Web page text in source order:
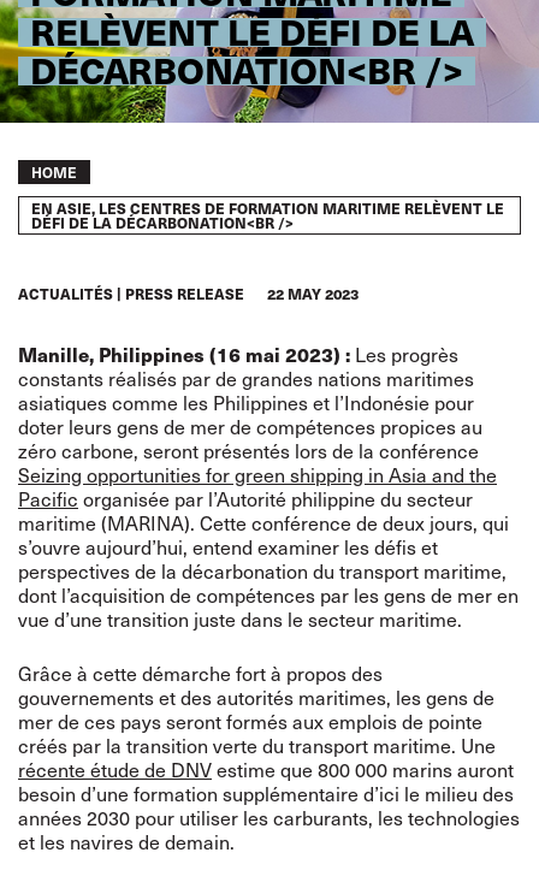
RELÈVENT LE DÉFI DE LA
DÉCARBONATION<BR />
Breadcrumb
HOME
EN ASIE, LES CENTRES DE FORMATION MARITIME RELÈVENT LE
DÉFI DE LA DÉCARBONATION<BR />
ACTUALITÉS PRESS RELEASE 22 MAY 2023
Manille, Philippines (16 mai 2023) : Les progrès
constants réalisés par de grandes nations maritimes
asiatiques comme les Philippines et l’Indonésie pour
doter leurs gens de mer de compétences propices au
zéro carbone, seront présentés lors de la conférence
Seizing opportunities for green shipping in Asia and the
Pacific organisée par l’Autorité philippine du secteur
maritime (MARINA). Cette conférence de deux jours, qui
s’ouvre aujourd’hui, entend examiner les défis et
perspectives de la décarbonation du transport maritime,
dont l’acquisition de compétences par les gens de mer en
vue d’une transition juste dans le secteur maritime.
Grâce à cette démarche fort à propos des
gouvernements et des autorités maritimes, les gens de
mer de ces pays seront formés aux emplois de pointe
créés par la transition verte du transport maritime. Une
récente étude de DNVestime que 800 000 marins auront
besoin d’une formation supplémentaire d’ici le milieu des
années 2030 pour utiliser les carburants, les technologies
et les navires de demain.